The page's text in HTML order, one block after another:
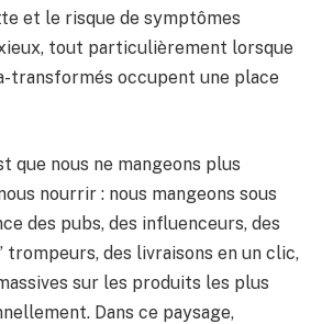
et le risque de symptômes
tout particulièrement lorsque
transformés occupent une place
que nous ne mangeons plus
nourrir : nous mangeons sous
des pubs, des influenceurs, des
trompeurs, des livraisons en un clic,
sur les produits les plus
Dans ce paysage,